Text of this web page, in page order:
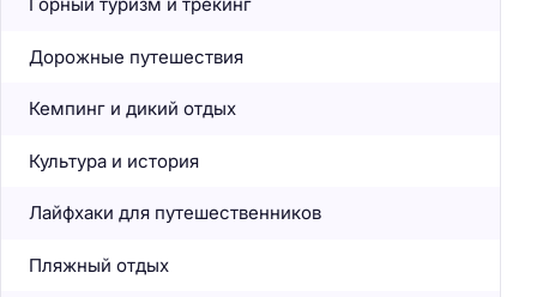
Дорожные путешествия
Кемпинг и дикий отдых
Культура и история
Лайфхаки для путешественников
Пляжный отдых